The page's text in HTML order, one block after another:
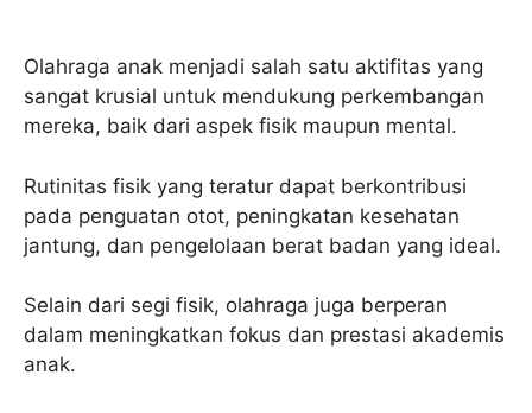
Olahraga anak menjadi salah satu aktifitas yang
sangat krusial untuk mendukung perkembangan
mereka, baik dari aspek fisik maupun mental.
Rutinitas fisik yang teratur dapat berkontribusi
pada penguatan otot, peningkatan kesehatan
jantung, dan pengelolaan berat badan yang ideal.
Selain dari segi fisik, olahraga juga berperan
dalam meningkatkan fokus dan prestasi akademis
anak.